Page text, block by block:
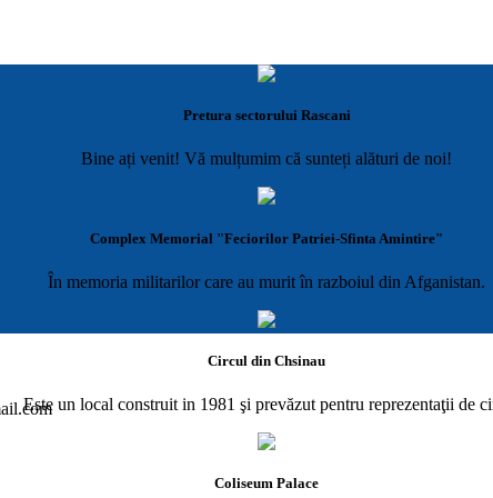
Pretura sectorului Rascani
Bine ați venit! Vă mulțumim că sunteți alături de noi!
Complex Memorial "Feciorilor Patriei-Sfinta Amintire"
În memoria militarilor care au murit în razboiul din Afganistan.
Circul din Chsinau
Este un local construit in 1981 şi prevăzut pentru reprezentaţii de
Coliseum Palace